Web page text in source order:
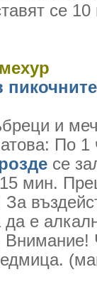
се
и
По
се
мин.
да е